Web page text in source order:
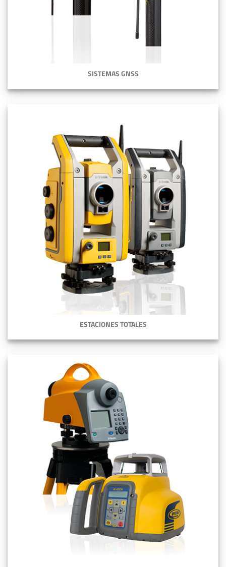
SISTEMAS GNSS
ESTACIONES TOTALES